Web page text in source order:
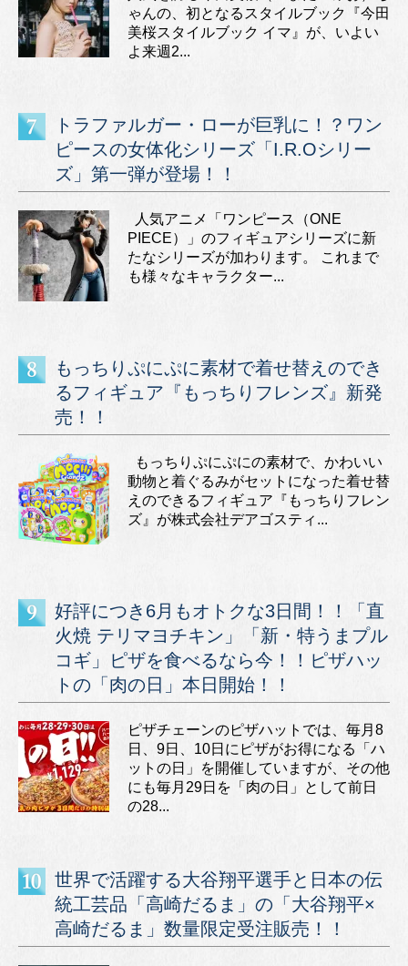
ゃんの、初となるスタイルブック『今田
美桜スタイルブック イマ』が、いよい
よ来週2...
トラファルガー・ローが巨乳に！？ワン
ピースの女体化シリーズ「I.R.Oシリー
ズ」第一弾が登場！！
人気アニメ「ワンピース（ONE
PIECE）」のフィギュアシリーズに新
たなシリーズが加わります。 これまで
も様々なキャラクター...
もっちりぷにぷに素材で着せ替えのでき
るフィギュア『もっちりフレンズ』新発
売！！
もっちりぷにぷにの素材で、かわいい
動物と着ぐるみがセットになった着せ替
えのできるフィギュア『もっちりフレン
ズ』が株式会社デアゴスティ...
好評につき6月もオトクな3日間！！「直
火焼 テリマヨチキン」「新・特うまプル
コギ」ピザを食べるなら今！！ピザハッ
トの「肉の日」本日開始！！
ピザチェーンのピザハットでは、毎月8
日、9日、10日にピザがお得になる「ハ
ットの日」を開催していますが、その他
にも毎月29日を「肉の日」として前日
の28...
世界で活躍する大谷翔平選手と日本の伝
統工芸品「高崎だるま」の「大谷翔平×
高崎だるま」数量限定受注販売！！